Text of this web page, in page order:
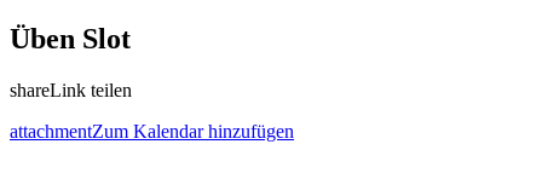
Üben Slot
shareLink teilen
attachmentZum Kalendar hinzufügen